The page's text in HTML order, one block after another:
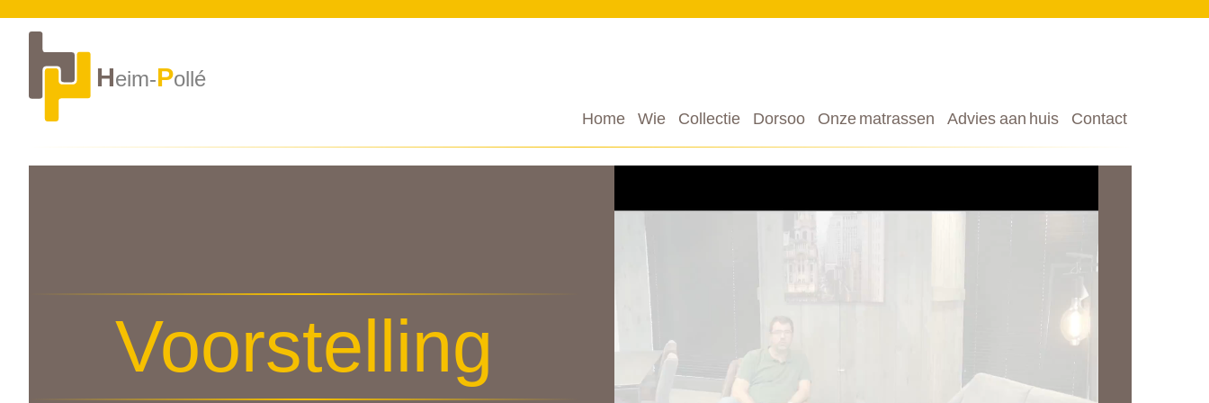
Heim-Pollé
Home Wie Collectie Dorsoo Onze matrassen Advies aan huis Contact
Voorstelling